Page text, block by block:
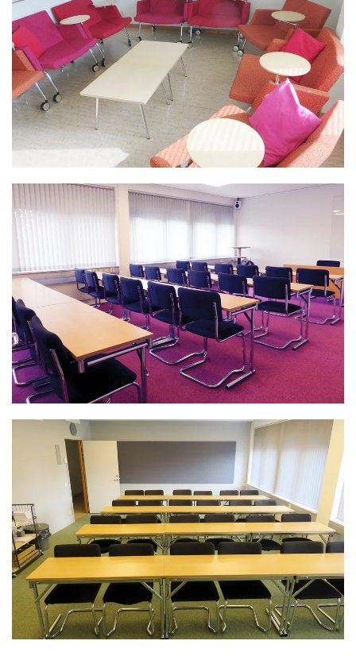
På Folkets Hus finns det ett flertal mindre
grupprum, som är perfekta för ett mellanstort till det
allra minsta mötet. Vi kan erbjuda flexibla och roliga
lösningar för alla typer av evenemang.
Rum 9 är ett av dessa...
LÄS MER >>
På Folkets Hus finns det ett flertal mindre
grupprum, som är perfekta för ett mellanstort till det
allra minsta mötet. Vi kan erbjuda flexibla och roliga
lösningar för alla typer av evenemang.
Rum 10 är ett av dessa...
LÄS MER >>
På Folkets Hus finns det ett flertal mindre
grupprum, som är perfekta för ett mellanstort till det
allra minsta mötet. Vi kan erbjuda flexibla och roliga
lösningar för alla typer av evenemang.
Rum 12 är ett av dessa...
LÄS MER >>